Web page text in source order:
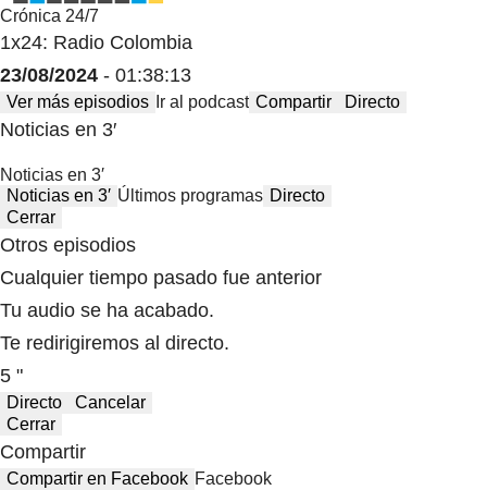
Crónica 24/7
1x24: Radio Colombia
23/08/2024 - 01:38:13
Ver más episodios Ir al podcast Compartir Directo
Noticias en 3′
Noticias en 3′
Noticias en 3′ Últimos programas Directo
Cerrar
Otros episodios
Cualquier tiempo pasado fue anterior
Tu audio se ha acabado.
Te redirigiremos al directo.
5 "
Directo
Cancelar
Cerrar
Compartir
Compartir en Facebook Facebook